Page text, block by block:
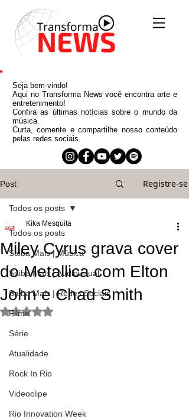
Seja bem-vindo!
Aqui no Transforma News você encontra arte e
entretenimento!
Confira as últimas notícias sobre o mundo da
música.
Curta, comente e compartilhe nosso conteúdo
pelas redes sociais.
Post Registre-se
Todos os posts
Saiba Mais | Música
Saiba Mais | Audiovisual
Saiba Mais | Redes Sociais
Filme
Série
Atualidade
Rock In Rio
Videoclipe
Rio Innovation Week
Todos os posts
Miley Cyrus grava cover
do Metallica com Elton
John e Chad Smith
Kika Mesquita
Avaliado com NaN de 5 estrelas.